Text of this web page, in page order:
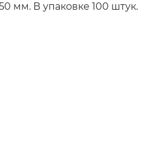
мм. В упаковке 100 штук.